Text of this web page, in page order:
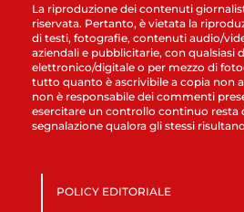
La riproduzione dei contenuti
riservata. Pertanto, è vietata la
di testi, fotografie, contenuti audio/
aziendali e pubblicitarie, con qualsiasi
elettronico/digitale o per mezzo di
tutto quanto è ascrivibile a copia non
non è responsabile dei commenti
esercitare un controllo continuo resta
segnalazione qualora gli stessi
POLICY EDITORIALE